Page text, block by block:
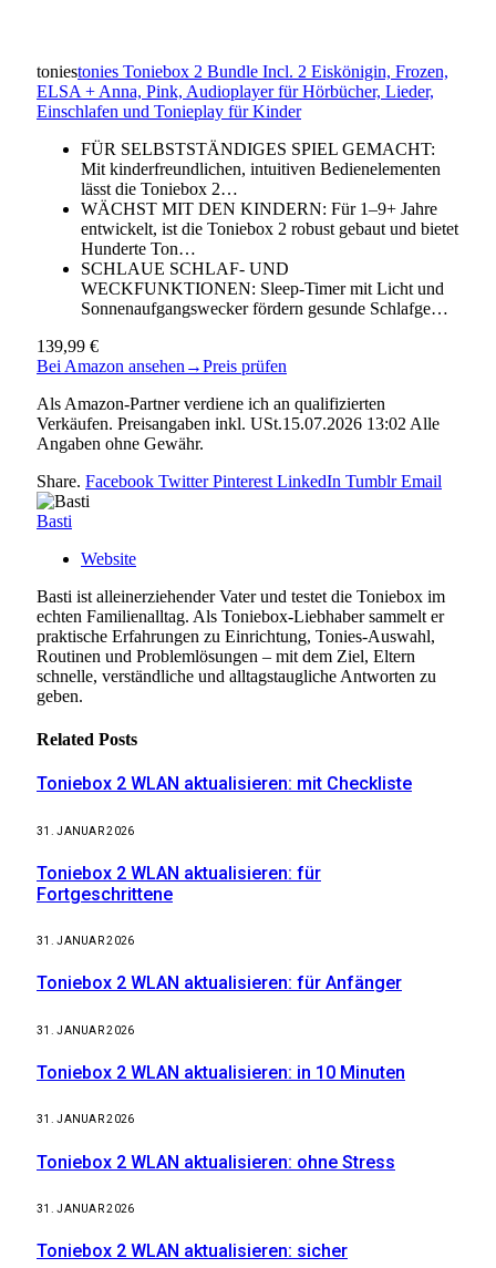
toniestonies Toniebox 2 Bundle Incl. 2 Eiskönigin, Frozen,
ELSA + Anna, Pink, Audioplayer für Hörbücher, Lieder,
Einschlafen und Tonieplay für Kinder
FÜR SELBSTSTÄNDIGES SPIEL GEMACHT:
Mit kinderfreundlichen, intuitiven Bedienelementen
lässt die Toniebox 2…
WÄCHST MIT DEN KINDERN: Für 1–9+ Jahre
entwickelt, ist die Toniebox 2 robust gebaut und bietet
Hunderte Ton…
SCHLAUE SCHLAF- UND
WECKFUNKTIONEN: Sleep-Timer mit Licht und
Sonnenaufgangswecker fördern gesunde Schlafge…
139,99 €
Bei Amazon ansehen →Preis prüfen
Als Amazon-Partner verdiene ich an qualifizierten
Verkäufen. Preisangaben inkl. USt.15.07.2026 13:02 Alle
Angaben ohne Gewähr.
Share. Facebook Twitter Pinterest LinkedIn Tumblr Email
Basti
Website
Basti ist alleinerziehender Vater und testet die Toniebox im
echten Familienalltag. Als Toniebox-Liebhaber sammelt er
praktische Erfahrungen zu Einrichtung, Tonies-Auswahl,
Routinen und Problemlösungen – mit dem Ziel, Eltern
schnelle, verständliche und alltagstaugliche Antworten zu
geben.
Related Posts
Toniebox 2 WLAN aktualisieren: mit Checkliste
31. JANUAR 2026
Toniebox 2 WLAN aktualisieren: für
Fortgeschrittene
31. JANUAR 2026
Toniebox 2 WLAN aktualisieren: für Anfänger
31. JANUAR 2026
Toniebox 2 WLAN aktualisieren: in 10 Minuten
31. JANUAR 2026
Toniebox 2 WLAN aktualisieren: ohne Stress
31. JANUAR 2026
Toniebox 2 WLAN aktualisieren: sicher